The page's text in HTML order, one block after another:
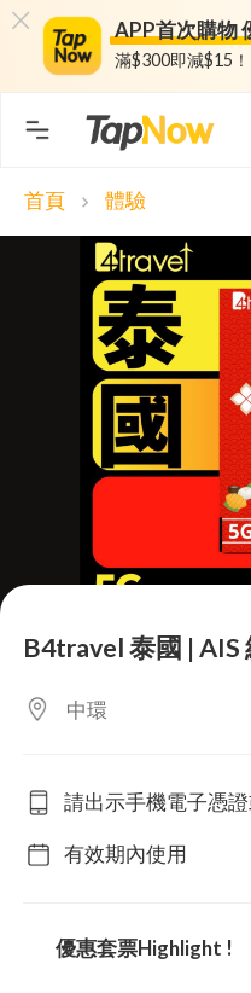
APP首次購物
滿$300即減$15！
首頁 chevron_right 體驗
B4travel 泰國 | AIS
中環
請出示手機電子憑
有效期內使用
優惠套票Highlight !